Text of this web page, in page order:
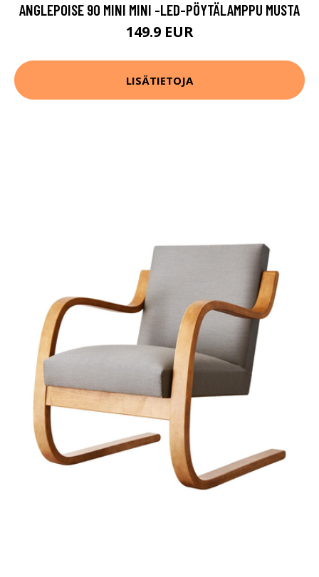
ANGLEPOISE 90 MINI MINI -LED-PÖYTÄLAMPPU MUSTA
149.9 EUR
LISÄTIETOJA